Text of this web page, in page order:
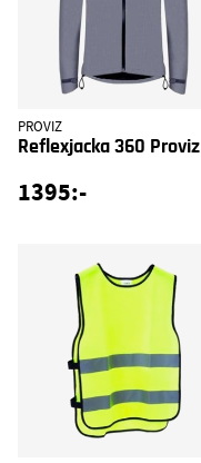
PROVIZ
Reflexjacka 360 Proviz
1395:-